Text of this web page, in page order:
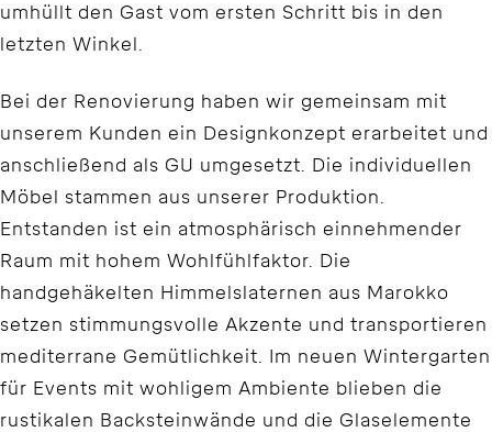
umhüllt den Gast vom ersten Schritt bis in den
letzten Winkel.
Bei der Renovierung haben wir gemeinsam mit
unserem Kunden ein Designkonzept erarbeitet und
anschließend als GU umgesetzt. Die individuellen
Möbel stammen aus unserer Produktion.
Entstanden ist ein atmosphärisch einnehmender
Raum mit hohem Wohlfühlfaktor. Die
handgehäkelten Himmelslaternen aus Marokko
setzen stimmungsvolle Akzente und transportieren
mediterrane Gemütlichkeit. Im neuen Wintergarten
für Events mit wohligem Ambiente blieben die
rustikalen Backsteinwände und die Glaselemente